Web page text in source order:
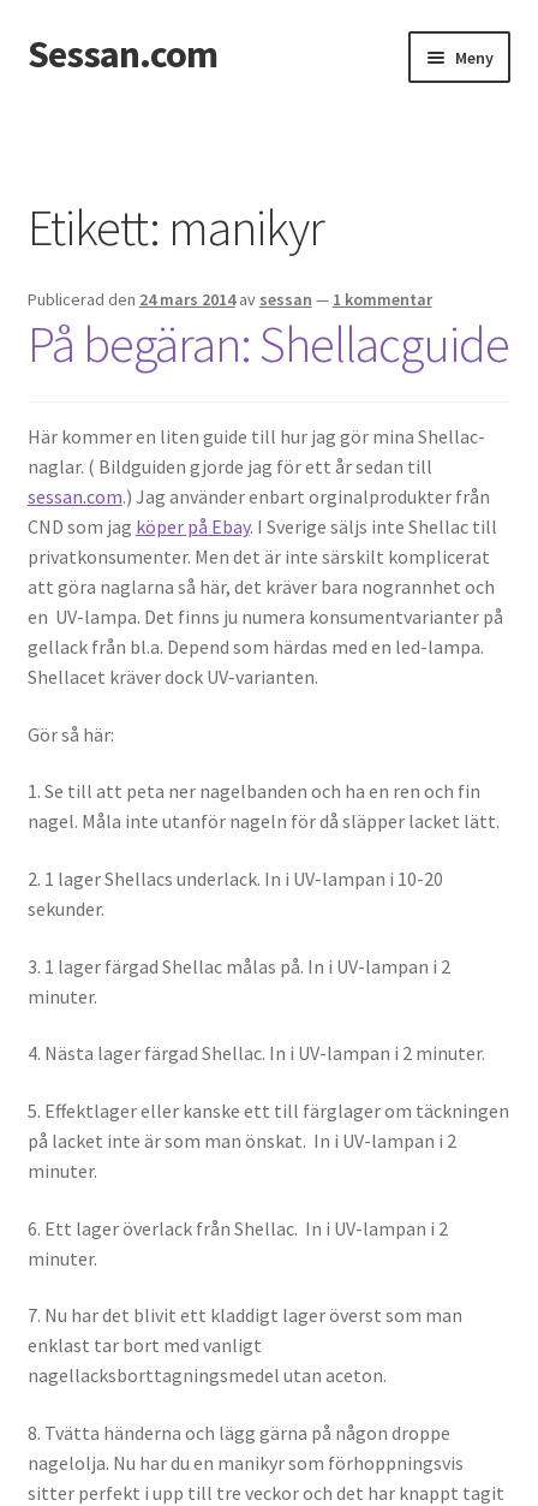
Hoppa
till
Hoppa
till
Sessan.com Meny
Integritetspolicy
Jessicas & Marcus bröllop
Ett helt fantastiskt bröllop!
Förlovning
Från Photoboothet
Gästgalleri
Information
Klädkod: Mörk kostym
Festen: Villa Ludvigsberg
Toastmaster
Önskelista
Önska musik
OSA
Mitt konto
Om
Varukorg
Webbutik
Etikett: manikyr
Publicerad den 24 mars 2014 av sessan — 1 kommentar
På begäran: Shellacguide
Här kommer en liten guide till hur jag gör mina Shellac-
naglar. ( Bildguiden gjorde jag för ett år sedan till
sessan.com.) Jag använder enbart orginalprodukter från
CND som jag köper på Ebay. I Sverige säljs inte Shellac till
privatkonsumenter. Men det är inte särskilt komplicerat
att göra naglarna så här, det kräver bara nogrannhet och
en UV-lampa. Det finns ju numera konsumentvarianter på
gellack från bl.a. Depend som härdas med en led-lampa.
Shellacet kräver dock UV-varianten.
Gör så här:
1. Se till att peta ner nagelbanden och ha en ren och fin
nagel. Måla inte utanför nageln för då släpper lacket lätt.
2. 1 lager Shellacs underlack. In i UV-lampan i 10-20
sekunder.
3. 1 lager färgad Shellac målas på. In i UV-lampan i 2
minuter.
4. Nästa lager färgad Shellac. In i UV-lampan i 2 minuter.
5. Effektlager eller kanske ett till färglager om täckningen
på lacket inte är som man önskat. In i UV-lampan i 2
minuter.
6. Ett lager överlack från Shellac. In i UV-lampan i 2
minuter.
7. Nu har det blivit ett kladdigt lager överst som man
enklast tar bort med vanligt
nagellacksborttagningsmedel utan aceton.
8. Tvätta händerna och lägg gärna på någon droppe
nagelolja. Nu har du en manikyr som förhoppningsvis
sitter perfekt i upp till tre veckor och det har knappt tagit